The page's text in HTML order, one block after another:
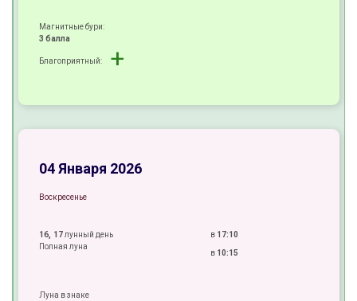
Магнитные бури:
3 балла
Благоприятный:
+
+
04 Января 2026
Воскресенье
16, 17лунный день
Полная луна
в 17:10
в 10:15
Луна в знаке